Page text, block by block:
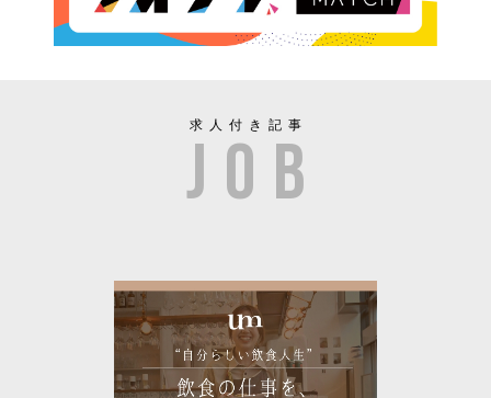
求人付き記事